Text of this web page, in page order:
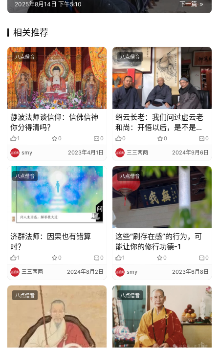
提
专
题
公
益
慈
善
佛
教
人
物
巡
礼
视
频
纪
下一篇
2025年8月14日 下午5:10
相关推荐
八点僧音
静波法师谈信仰：信佛信神
你分得清吗？
1 0 0
smy 2023年4月1日
八点僧音
绍云长老：我们问过虚云老
和尚：开悟以后，是不是万
事大吉了？
0 0 0
三三两两 2024年9月6日
八点僧音
济群法师：因果也有错算
时？
1 0 0
三三两两 2024年8月2日
八点僧音
这些“刷存在感”的行为，可
能让你的修行功德-1
1 0 0
smy 2023年6月8日
八点僧音 八点僧音